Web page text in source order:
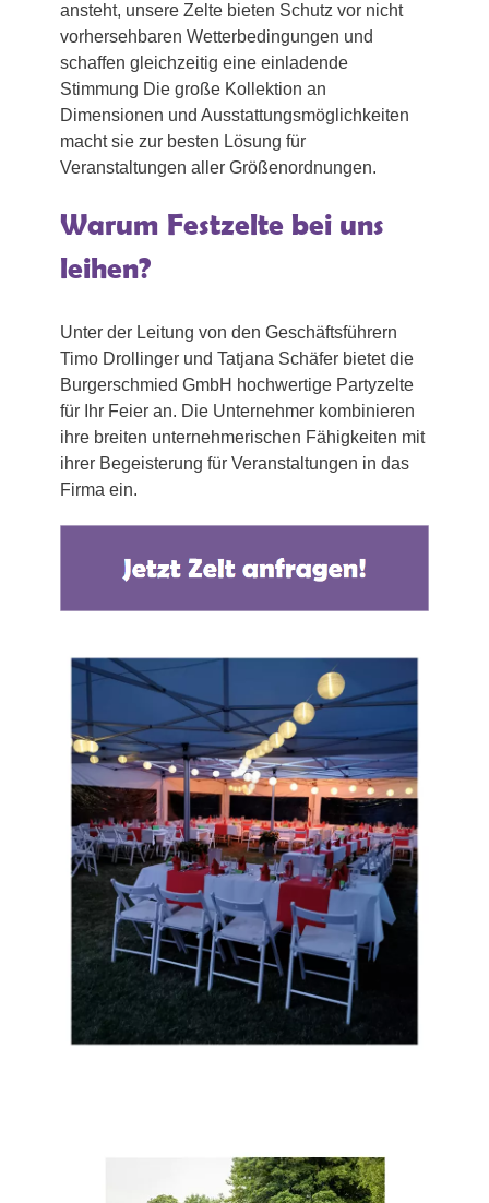
ansteht, unsere Zelte bieten Schutz vor nicht
vorhersehbaren Wetterbedingungen und
schaffen gleichzeitig eine einladende
Stimmung Die große Kollektion an
Dimensionen und Ausstattungsmöglichkeiten
macht sie zur besten Lösung für
Veranstaltungen aller Größenordnungen.
Warum Festzelte bei uns
leihen?
Unter der Leitung von den Geschäftsführern
Timo Drollinger und Tatjana Schäfer bietet die
Burgerschmied GmbH hochwertige Partyzelte
für Ihr Feier an. Die Unternehmer kombinieren
ihre breiten unternehmerischen Fähigkeiten mit
ihrer Begeisterung für Veranstaltungen in das
Firma ein.